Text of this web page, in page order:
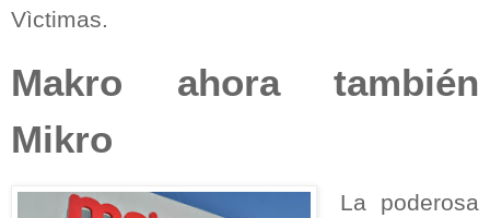
Vìctimas.
Makro ahora también
Mikro
La poderosa